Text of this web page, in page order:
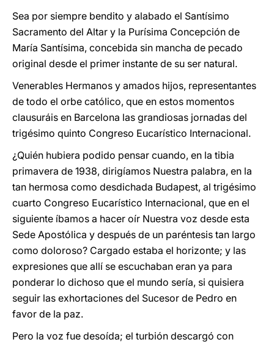
Sea por siempre bendito y alabado el Santísimo
Sacramento del Altar y la Purísima Concepción de
María Santísima, concebida sin mancha de pecado
original desde el primer instante de su ser natural.
Venerables Hermanos y amados hijos, representantes
de todo el orbe católico, que en estos momentos
clausuráis en Barcelona las grandiosas jornadas del
trigésimo quinto Congreso Eucarístico Internacional.
¿Quién hubiera podido pensar cuando, en la tibia
primavera de 1938, dirigíamos Nuestra palabra, en la
tan hermosa como desdichada Budapest, al trigésimo
cuarto Congreso Eucarístico Internacional, que en el
siguiente íbamos a hacer oír Nuestra voz desde esta
Sede Apostólica y después de un paréntesis tan largo
como doloroso? Cargado estaba el horizonte; y las
expresiones que allí se escuchaban eran ya para
ponderar lo dichoso que el mundo sería, si quisiera
seguir las exhortaciones del Sucesor de Pedro en
favor de la paz.
Pero la voz fue desoída; el turbión descargó con